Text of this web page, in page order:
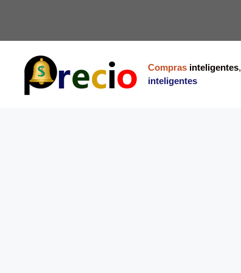
Compras inteligentes,
inteligentes